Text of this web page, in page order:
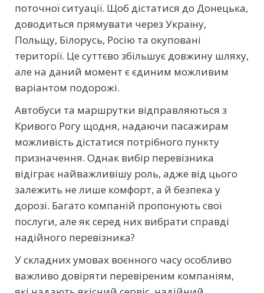
поточної ситуації. Щоб дістатися до Донецька,
доводиться прямувати через Україну,
Польщу, Білорусь, Росію та окуповані
території. Це суттєво збільшує довжину шляху,
але на даний момент є єдиним можливим
варіантом подорожі.
Автобуси та маршрутки відправляються з
Кривого Рогу щодня, надаючи пасажирам
можливість дістатися потрібного пункту
призначення. Однак вибір перевізника
відіграє найважливішу роль, адже від цього
залежить не лише комфорт, а й безпека у
дорозі. Багато компаній пропонують свої
послуги, але як серед них вибрати справді
надійного перевізника?
У складних умовах воєнного часу особливо
важливо довіряти перевіреним компаніям,